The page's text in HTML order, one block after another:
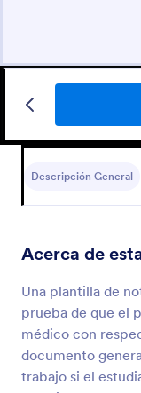
Descripción General
Acerca de
Una plantilla de
prueba de que el
médico con
documento
trabajo si el